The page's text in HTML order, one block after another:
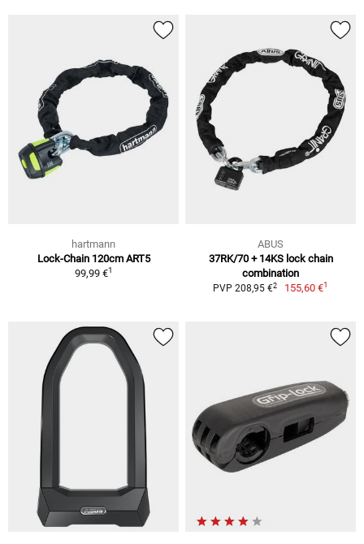
hartmann
Lock-Chain 120cm ART5
99,99 €1
ABUS
37RK/70 + 14KS lock chain
combination
PVP 208,95 €2 155,60 €1